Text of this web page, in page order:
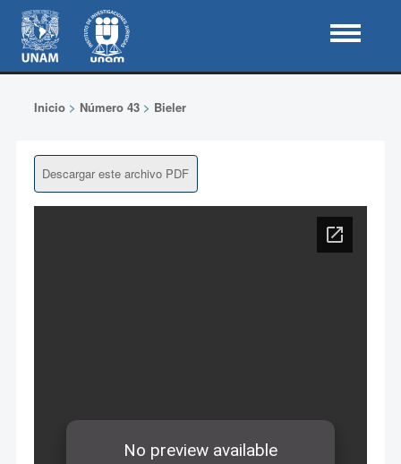
Inicio> Número 43> Bieler
Descargar este archivo PDF